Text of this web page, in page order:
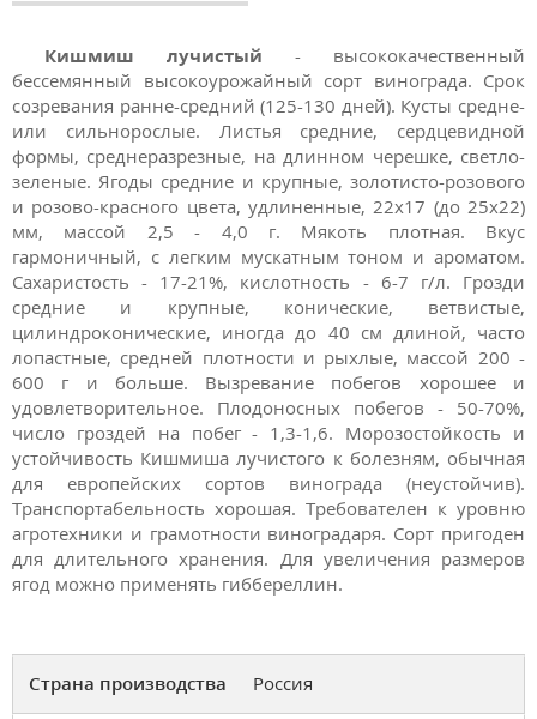
Кишмиш лучистый - высококачественный
бессемянный высокоурожайный сорт винограда. Срок
созревания ранне-средний (125-130 дней). Кусты средне-
или сильнорослые. Листья средние, сердцевидной
формы, среднеразрезные, на длинном черешке, светло-
зеленые. Ягоды средние и крупные, золотисто-розового
и розово-красного цвета, удлиненные, 22x17 (до 25x22)
мм, массой 2,5 - 4,0 г. Мякоть плотная. Вкус
гармоничный, с легким мускатным тоном и ароматом.
Сахаристость - 17-21%, кислотность - 6-7 г/л. Грозди
средние и крупные, конические, ветвистые,
цилиндроконические, иногда до 40 см длиной, часто
лопастные, средней плотности и рыхлые, массой 200 -
600 г и больше. Вызревание побегов хорошее и
удовлетворительное. Плодоносных побегов - 50-70%,
число гроздей на побег - 1,3-1,6. Морозостойкость и
устойчивость Кишмиша лучистого к болезням, обычная
для европейских сортов винограда (неустойчив).
Транспортабельность хорошая. Требователен к уровню
агротехники и грамотности виноградаря. Сорт пригоден
для длительного хранения. Для увеличения размеров
ягод можно применять гиббереллин.
Страна производства Россия